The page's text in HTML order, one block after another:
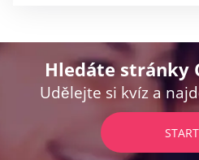
Hledáte stránky
Udělejte si kvíz a
START